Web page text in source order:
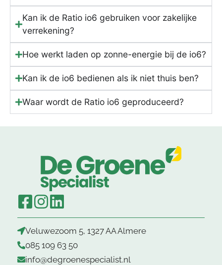
Kan ik de Ratio io6 gebruiken voor zakelijke
verrekening?
Hoe werkt laden op zonne-energie bij de io6?
Kan ik de io6 bedienen als ik niet thuis ben?
Waar wordt de Ratio io6 geproduceerd?
Veluwezoom 5, 1327 AA Almere
085 109 63 50
info@degroenespecialist.nl